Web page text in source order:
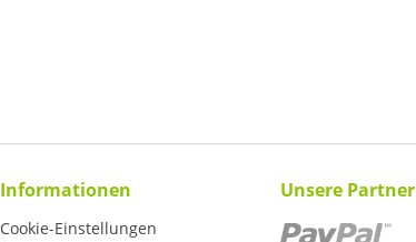
Informationen
Cookie-Einstellungen
Unsere Partner